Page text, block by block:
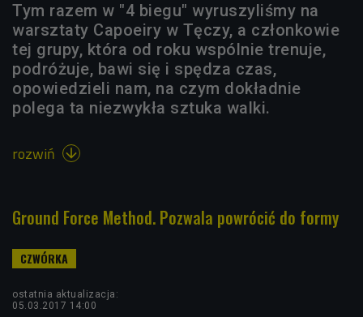
Tym razem w "4 biegu" wyruszyliśmy na
warsztaty Capoeiry w Tęczy, a członkowie
tej grupy, która od roku wspólnie trenuje,
podróżuje, bawi się i spędza czas,
opowiedzieli nam, na czym dokładnie
polega ta niezwykła sztuka walki.
rozwiń 
Ground Force Method. Pozwala powrócić do formy
ostatnia aktualizacja:
05.03.2017 14:00